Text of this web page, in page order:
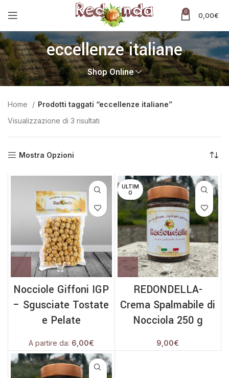
0 0,00€
eccellenze italiane
Shop Online
Home
Prodotti taggati “eccellenze italiane”
Visualizzazione di 3 risultati
Mostra Opzioni
Nocciole Giffoni IGP
– Sgusciate Tostate
e Pelate
A partire da: 6,00€
ULTIM
O
REDONDELLA-
Crema Spalmabile di
Nocciola 250 g
9,00€